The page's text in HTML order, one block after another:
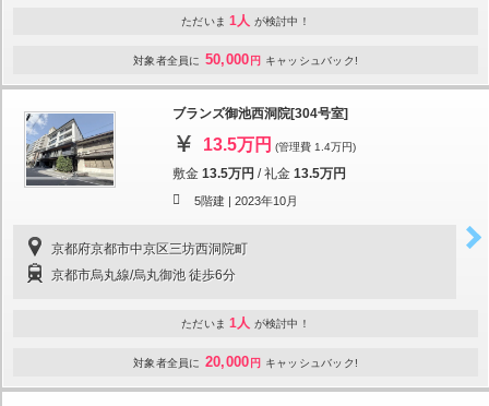
ただいま 1人 が検討中！
対象者全員に 50,000 円 キャッシュバック!
ブランズ御池西洞院[304号室]
13.5万円 (管理費 1.4万円)
敷金 13.5万円 /礼金 13.5万円
5階建 | 2023年10月
京都府京都市中京区三坊西洞院町
京都市烏丸線/烏丸御池 徒歩6分
ただいま 1人 が検討中！
対象者全員に 20,000 円 キャッシュバック!